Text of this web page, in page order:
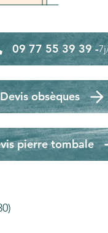
09 77 55 39 39 -
Devis obsèques
pierre tombale